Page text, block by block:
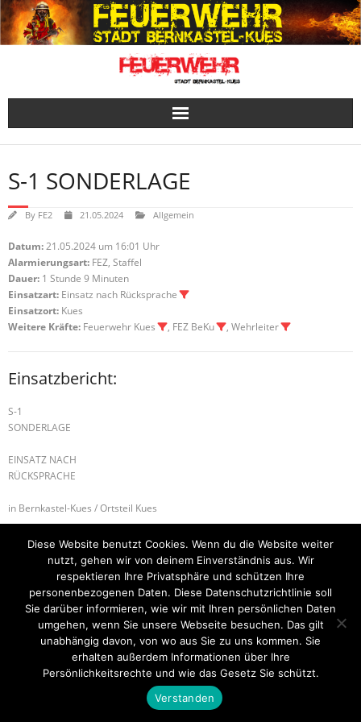
Skip
to
content
S-1 SONDERLAGE
By FE2 21.05.2024 Allgemein
Datum:21.05.2024 um 16:01 Uhr
Alarmierungsart: FEZ, Staffel
Dauer: 1 Stunde 9 Minuten
Einsatzart: Einsatz nach Rücksprache
Einsatzort: Kues
Weitere Kräfte: Feuerwehr Kues , FEZ BeKu , Wehrleiter
Einsatzbericht:
S-1
SONDERLAGE
EINSATZ NACH
RÜCKSPRACHE
in Bernkastel-Kues / Ortsteil Kues
S1 – SONDERLAGE S-1 SONDERLAGE
Startseite Einsätze Mitglied werden Über uns
Bilder
Kontakt
Theme byThink Up Themes Ltd. Powered byWordPress.
Diese Website benutzt Cookies. Wenn du die Website weiter
nutzt, gehen wir von deinem Einverständnis aus. Wir
respektieren Ihre Privatsphäre und schützen Ihre
personenbezogenen Daten. Diese Datenschutzrichtlinie soll
Sie darüber informieren, wie wir mit Ihren persönlichen Daten
umgehen, wenn Sie unsere Webseite besuchen. Das gilt
unabhängig davon, von wo aus Sie zu uns kommen. Sie
erhalten außerdem Informationen über Ihre
Persönlichkeitsrechte und wie das Gesetz Sie schützt.
Verstanden